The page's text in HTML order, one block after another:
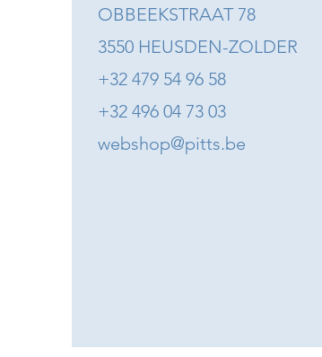
OBBEEKSTRAAT 78
3550 HEUSDEN-ZOLDER
+32 479 54 96 58
+32 496 04 73 03
webshop@pitts.be